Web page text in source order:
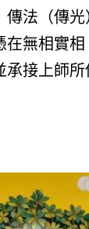
傳法（傳
在無相實
承接上師所